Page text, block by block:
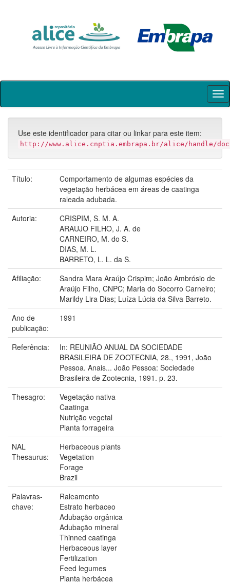
Skip
Use este identificador para citar ou linkar para este item:
http://www.alice.cnptia.embrapa.br/alice/handle/
Título:
Comportamento de algumas espécies da
vegetação herbácea em áreas de caatinga
raleada adubada.
Autoria:
CRISPIM, S. M. A.
ARAUJO FILHO, J. A. de
CARNEIRO, M. do S.
DIAS, M. L.
BARRETO, L. L. da S.
Afiliação:
Sandra Mara Araújo Crispim; João Ambrósio de
Araújo Filho, CNPC; Maria do Socorro Carneiro;
Marildy Lira Dias; Luíza Lúcia da Silva Barreto.
Ano de
publicação:
1991
Referência:
In: REUNIÃO ANUAL DA SOCIEDADE
BRASILEIRA DE ZOOTECNIA, 28., 1991, João
Pessoa. Anais... João Pessoa: Sociedade
Brasileira de Zootecnia, 1991. p. 23.
Thesagro:
Vegetação nativa
Caatinga
Nutrição vegetal
Planta forrageira
NAL
Thesaurus:
Herbaceous plants
Vegetation
Forage
Brazil
Palavras-
chave:
Raleamento
Estrato herbaceo
Adubação orgânica
Adubação mineral
Thinned caatinga
Herbaceous layer
Fertilization
Feed legumes
Planta herbácea